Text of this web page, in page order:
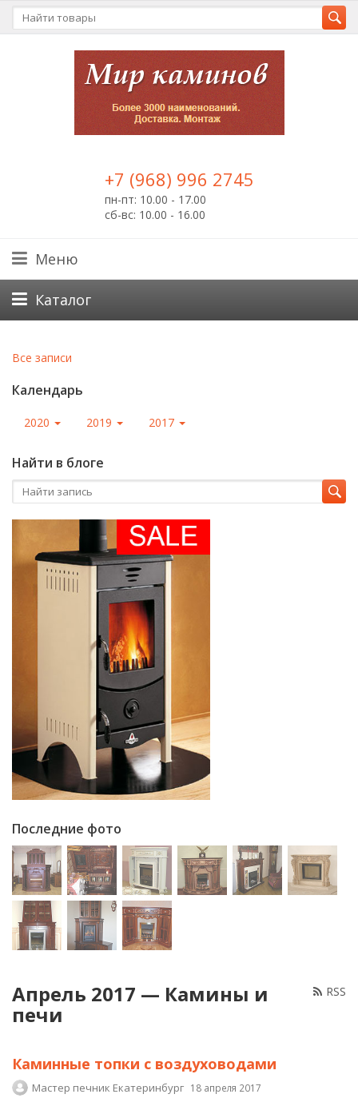
+7 (968) 996 2745
пн-пт: 10.00 - 17.00
сб-вс: 10.00 - 16.00
Меню
Каталог
Все записи
Календарь
2020 2019 2017
Найти в блоге
Последние фото
RSS
Апрель 2017 — Камины и
печи
Каминные топки с воздуховодами
Мастер печник Екатеринбург 18 апреля 2017